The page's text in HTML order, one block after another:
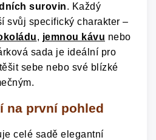
surovin. Každý
svůj specifický charakter –
, jemnou kávu nebo
sada je ideální pro
sebe nebo své blízké
na první pohled
celé sadě elegantní